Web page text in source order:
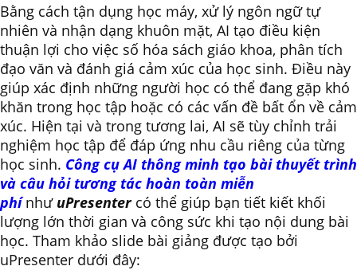
Bằng cách tận dụng học máy, xử lý ngôn ngữ tự
nhiên và nhận dạng khuôn mặt, AI tạo điều kiện
thuận lợi cho việc số hóa sách giáo khoa, phân tích
đạo văn và đánh giá cảm xúc của học sinh. Điều này
giúp xác định những người học có thể đang gặp khó
khăn trong học tập hoặc có các vấn đề bất ổn về cảm
xúc. Hiện tại và trong tương lai, AI sẽ tùy chỉnh trải
nghiệm học tập để đáp ứng nhu cầu riêng của từng
học sinh. Công cụ AI thông minh tạo bài thuyết trình
và câu hỏi tương tác hoàn toàn miễn
phí như uPresenter có thể giúp bạn tiết kiết khối
lượng lớn thời gian và công sức khi tạo nội dung bài
học. Tham khảo slide bài giảng được tạo bởi
uPresenter dưới đây: